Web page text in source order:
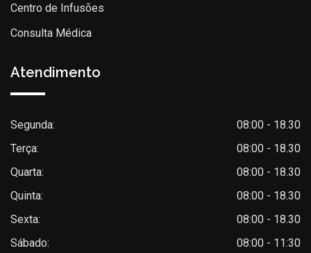
Centro de Infusões
Consulta Médica
Atendimento
Segunda:
08:00 - 18.30
Terça:
08:00 - 18.30
Quarta:
08:00 - 18.30
Quinta:
08:00 - 18.30
Sexta:
08:00 - 18.30
Sábado:
08:00 - 11:30